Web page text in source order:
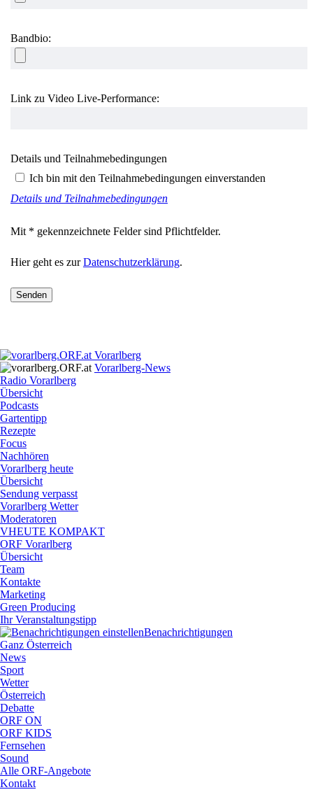
Bandbio:
Link zu Video Live-Performance:
Details und Teilnahmebedingungen
Ich bin mit den Teilnahmebedingungen einverstanden
Details und Teilnahmebedingungen
Mit * gekennzeichnete Felder sind Pflichtfelder.
Hier geht es zurDatenschutzerklärung.
Senden
Vorarlberg
Vorarlberg-News
Radio Vorarlberg
Übersicht
Podcasts
Gartentipp
Rezepte
Focus
Nachhören
Vorarlberg heute
Übersicht
Sendung verpasst
Vorarlberg Wetter
Moderatoren
VHEUTE KOMPAKT
ORF Vorarlberg
Übersicht
Team
Kontakte
Marketing
Green Producing
Ihr Veranstaltungstipp
Benachrichtigungen
Ganz Österreich
News
Sport
Wetter
Österreich
Debatte
ORF ON
ORF KIDS
Fernsehen
Sound
Alle ORF-Angebote
Kontakt